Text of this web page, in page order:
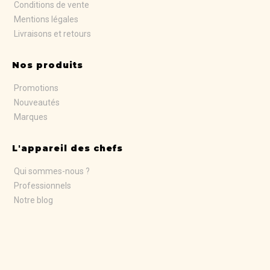
Conditions de vente
Mentions légales
Livraisons et retours
Nos produits
Promotions
Nouveautés
Marques
L'appareil des chefs
Qui sommes-nous ?
Professionnels
Notre blog